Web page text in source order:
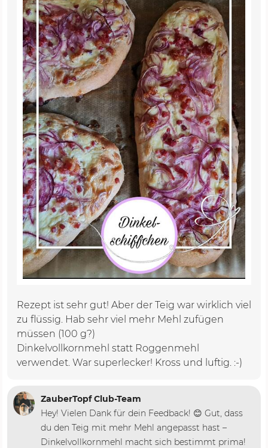
Rezept ist sehr gut! Aber der Teig war wirklich viel
zu flüssig. Hab sehr viel mehr Mehl zufügen
müssen (100 g?)
Dinkelvollkornmehl statt Roggenmehl
verwendet. War superlecker! Kross und luftig. :-)
ZauberTopf Club-Team
Hey! Vielen Dank für dein Feedback! 😊 Gut, dass
du den Teig mit mehr Mehl angepasst hast –
Dinkelvollkornmehl macht sich bestimmt prima!